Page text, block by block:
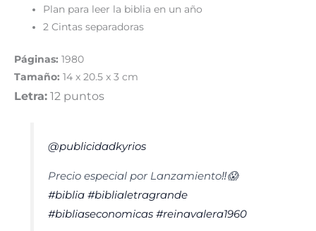
Plan para leer la biblia en un año
2 Cintas separadoras
Páginas: 1980
Tamaño: 14 x 20.5 x 3 cm
Letra: 12 puntos
@publicidadkyrios
Precio especial por Lanzamiento‼️😱
#biblia #biblialetragrande
#bibliaseconomicas #reinavalera1960